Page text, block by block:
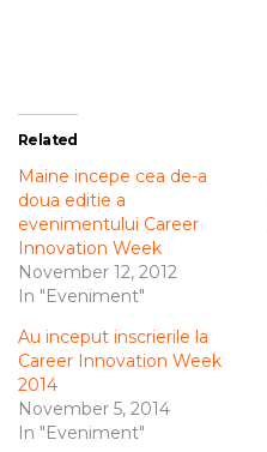
Related
Maine incepe cea de-a
doua editie a
evenimentului Career
Innovation Week
November 12, 2012
In "Eveniment"
Au inceput inscrierile la
Career Innovation Week
2014
November 5, 2014
In "Eveniment"